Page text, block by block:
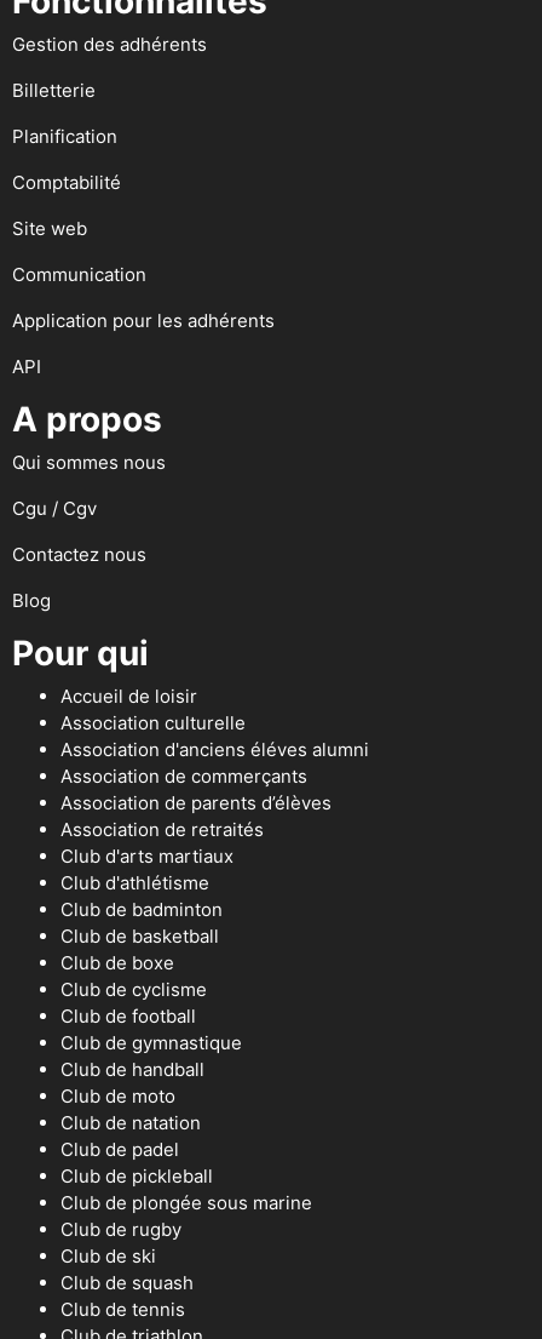
Gestion des adhérents
Billetterie
Planification
Comptabilité
Site web
Communication
Application pour les adhérents
API
A propos
Qui sommes nous
Cgu / Cgv
Contactez nous
Blog
Pour qui
Accueil de loisir
Association culturelle
Association d'anciens éléves alumni
Association de commerçants
Association de parents d’élèves
Association de retraités
Club d'arts martiaux
Club d'athlétisme
Club de badminton
Club de basketball
Club de boxe
Club de cyclisme
Club de football
Club de gymnastique
Club de handball
Club de moto
Club de natation
Club de padel
Club de pickleball
Club de plongée sous marine
Club de rugby
Club de ski
Club de squash
Club de tennis